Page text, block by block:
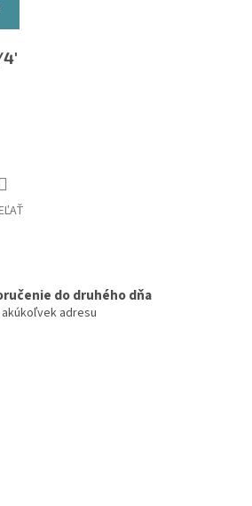
4'
do druhého dňa
akúkoľvek adresu